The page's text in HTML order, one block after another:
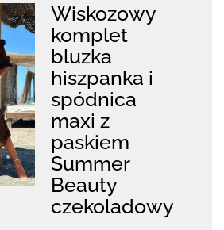
Wiskozowy
komplet
bluzka
hiszpanka i
spódnica
maxi z
paskiem
Summer
Beauty
czekoladowy